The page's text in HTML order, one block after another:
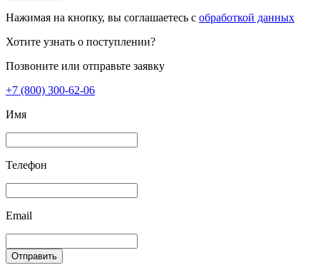
Нажимая на кнопку, вы соглашаетесь с обработкой данных
Хотите узнать о поступлении?
Позвоните или отправьте заявку
+7 (800) 300-62-06
Имя
Телефон
Email
Отправить